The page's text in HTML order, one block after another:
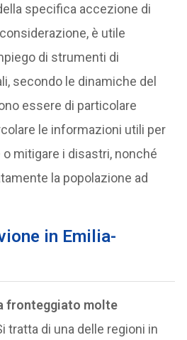
specifica accezione di
è utile
di strumenti di
secondo le dinamiche del
essere di particolare
le informazioni utili per
mitigare i disastri, nonché
la popolazione ad
in Emilia-
fronteggiato molte
tratta di una delle regioni in